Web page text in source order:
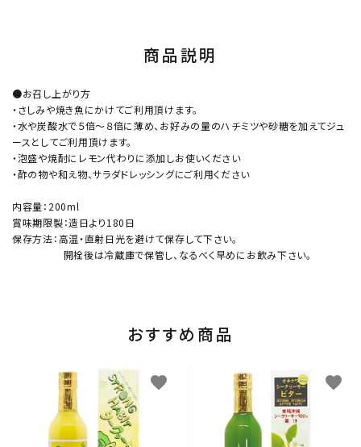
商品説明
●お召し上がり方
・さしみや焼き魚にかけてご利用頂けます。
・水や炭酸水で５倍～８倍に薄め、お好みの量のハチミツや砂糖を加えてジュ
ースとしてご利用頂けます。
・泡盛や焼酎にレモン代わりに添加しお使いください
・酢の物や和え物、サラダドレッシングにご利用ください
内容量：200ml
賞味期限製：造日より180日
保存方法：高温・直射日光を避けて保存して下さい。
開栓後は冷蔵庫で保管し、なるべく早めにお飲み下さい。
おすすめ商品
favorite favorite